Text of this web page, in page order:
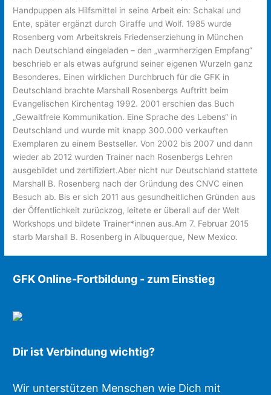
Handpuppen als Hilfsmittel in seine Arbeit ein: Schakal und
Ente, später ergänzt durch Giraffe und Wolf. 1985 wurde
Rosenberg vom Arbeitskreis Friedenserziehung in München
nach Deutschland eingeladen – den „warmherzigen Empfang“
beschrieb er als etwas aufgrund seiner eigenen Wurzeln ganz
Besonderes. Einen wirklichen Durchbruch für die GFK in
Deutschland brachte Marshall Rosenbergs Auftritt beim
Evangelischen Kirchentag 1992. 2001 erschien das Buch
„Gewaltfreie Kommunikation. Eine Sprache des Lebens“ in
Deutschland und wurde mit knapp 300.000 verkauften
Exemplaren zu einem Bestseller. Von 2002 bis 2007 und dann
wieder ab 2012 wurden Trainer nach Rosenbergs Lehren
ausgebildet und zertifiziert.Aber nicht nur Deutschland stattete
Marshall B. Rosenberg nach der Gründung des CNVC einen
Besuch ab. Bis er sich 2011 aus gesundheitlichen Gründen aus
der Öffentlichkeit zurückzog, leitete er überall auf der Welt
Workshops und bildete Trainer*innen aus.Am 7. Februar 2015
starb Marshall B. Rosenberg in Albuquerque, New Mexico.
GFK Online-Fortbildung - zum Einstieg
Dir ist Verbindung wichtig?
Wir unterstützen Menschen wie Dich mit